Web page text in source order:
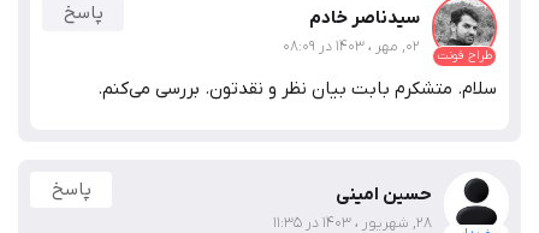
طراح فونت
سیدناصر خادم
02, مهر ، 1403 در 08:09
پاسخ
سلام. متشکرم بابت بیان نظر و نقدتون. بررسی می‌کنم.
حسین امینی
28, شهریور ، 1403 در 11:35
پاسخ